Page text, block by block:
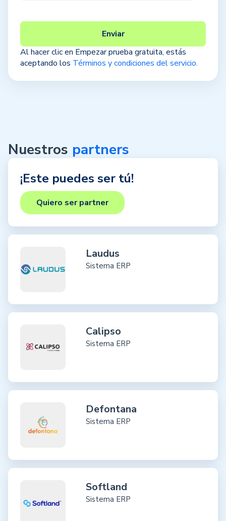
Al hacer clic en Empezar prueba gratuita, estás
aceptando los Términos y condiciones del servicio.
Nuestros partners
¡Este puedes ser tú!
Quiero ser partner
Laudus
Sistema ERP
Calipso
Sistema ERP
Defontana
Sistema ERP
Softland
Sistema ERP